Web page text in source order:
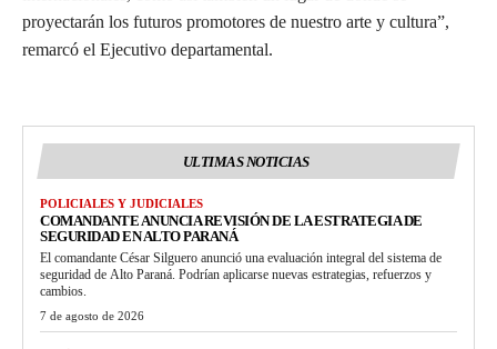
proyectarán los futuros promotores de nuestro arte y cultura”,
remarcó el Ejecutivo departamental.
ULTIMAS NOTICIAS
POLICIALES Y JUDICIALES
COMANDANTE ANUNCIA REVISIÓN DE LA ESTRATEGIA DE
SEGURIDAD EN ALTO PARANÁ
El comandante César Silguero anunció una evaluación integral del sistema de
seguridad de Alto Paraná. Podrían aplicarse nuevas estrategias, refuerzos y
cambios.
7 de agosto de 2026